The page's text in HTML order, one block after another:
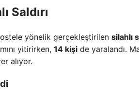
Saldırı
yönelik gerçekleştirilen silahlı
yitirirken, 14 kişi de yaralandı.
alıyor.